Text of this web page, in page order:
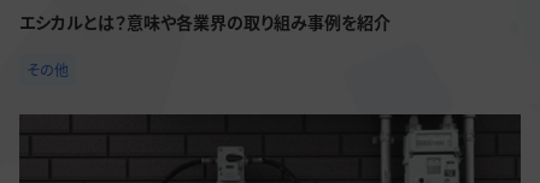
エシカルとは？意味や各業界の取り組み事例を紹介
その他